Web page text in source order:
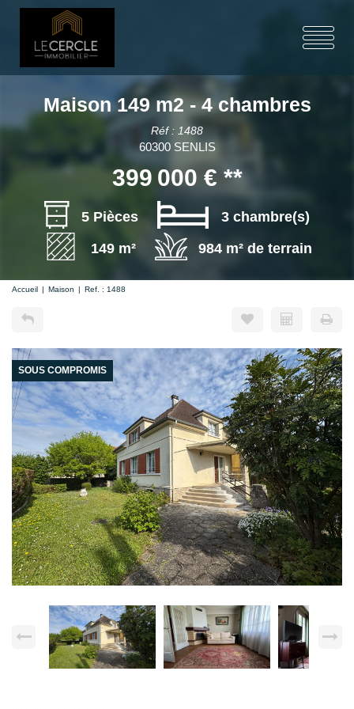
Maison 149 m2 - 4 chambres
Réf : 1488
60300 SENLIS
399 000 € **
5 Pièces
3 chambre(s)
149 m²
984 m² de terrain
Accueil Maison Ref. : 1488
SOUS COMPROMIS